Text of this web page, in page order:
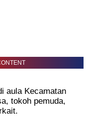
aula Kecamatan
tokoh pemuda,